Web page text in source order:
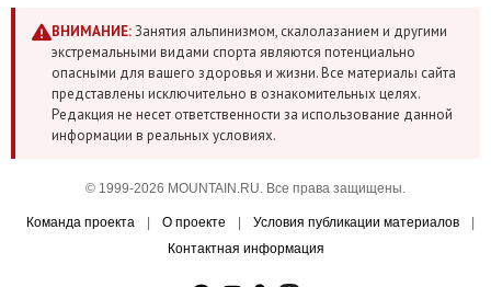
ВНИМАНИЕ:Занятия альпинизмом, скалолазанием и другими
экстремальными видами спорта являются потенциально
опасными для вашего здоровья и жизни. Все материалы сайта
представлены исключительно в ознакомительных целях.
Редакция не несет ответственности за использование данной
информации в реальных условиях.
© 1999-2026 MOUNTAIN.RU. Все права защищены.
Команда проекта О проекте Условия публикации материалов
Контактная информация